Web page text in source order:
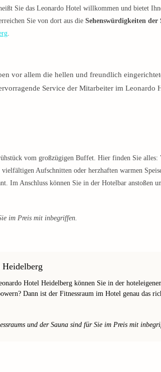
Sie das Leonardo Hotel willkommen und bietet
Sie von dort aus die Sehenswürdigkeiten der
vor allem die hellen und freundlich
Service der Mitarbeiter im Leonardo
vom großzügigen Buffet. Hier finden Sie alles:
Aufschnitten oder herzhaften warmen
Im Anschluss können Sie in der Hotelbar anstoßen
im Preis mit inbegriffen.
Hotel Heidelberg können Sie in der
Dann ist der Fitnessraum im Hotel genau das
und der Sauna sind für Sie im Preis mit